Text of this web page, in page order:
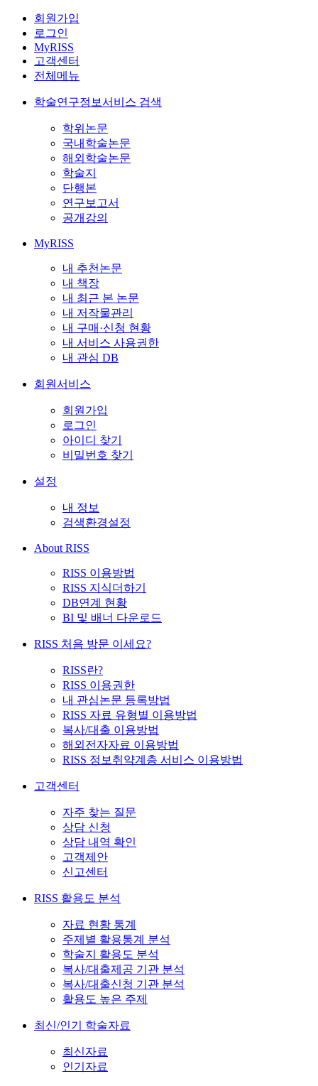
회원가입
로그인
MyRISS
고객센터
전체메뉴
학술연구정보서비스 검색
학위논문
국내학술논문
해외학술논문
학술지
단행본
연구보고서
공개강의
MyRISS
내 추천논문
내 책장
내 최근 본 논문
내 저작물관리
내 구매·신청 현황
내 서비스 사용권한
내 관심 DB
회원서비스
회원가입
로그인
아이디 찾기
비밀번호 찾기
설정
내 정보
검색환경설정
About RISS
RISS 이용방법
RISS 지식더하기
DB연계 현황
BI 및 배너 다운로드
RISS 처음 방문 이세요?
RISS란?
RISS 이용권한
내 관심논문 등록방법
RISS 자료 유형별 이용방법
복사/대출 이용방법
해외전자자료 이용방법
RISS 정보취약계층 서비스 이용방법
고객센터
자주 찾는 질문
상담 신청
상담 내역 확인
고객제안
신고센터
RISS 활용도 분석
자료 현황 통계
주제별 활용통계 분석
학술지 활용도 분석
복사/대출제공 기관 분석
복사/대출신청 기관 분석
활용도 높은 주제
최신/인기 학술자료
최신자료
인기자료